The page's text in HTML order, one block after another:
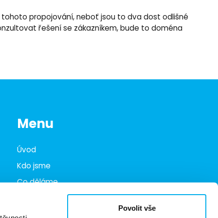
Povolit vše
tohoto propojování, neboť jsou to dva dost odlišné
řešení se zákazníkem, bude to doména
Menu
Úvod
Kdo jsme
Co děláme
Marketplace